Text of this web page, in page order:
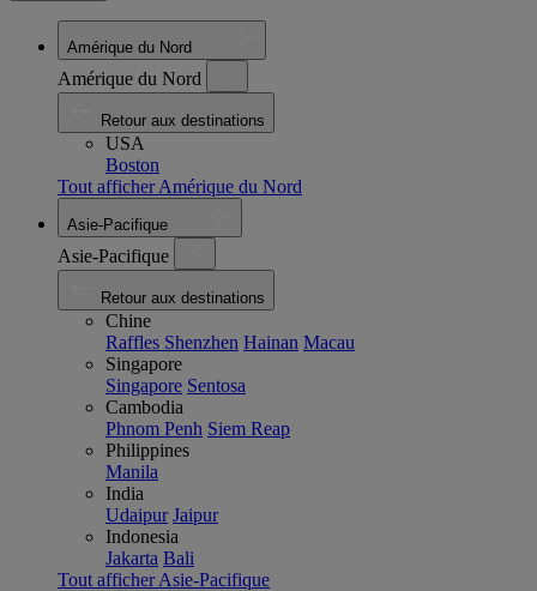
Amérique du Nord
Amérique du Nord
Retour aux destinations
USA
Boston
Tout afficher Amérique du Nord
Asie-Pacifique
Asie-Pacifique
Retour aux destinations
Chine
Raffles Shenzhen Hainan Macau
Singapore
Singapore Sentosa
Cambodia
Phnom Penh Siem Reap
Philippines
Manila
India
Udaipur Jaipur
Indonesia
Jakarta Bali
Tout afficher Asie-Pacifique